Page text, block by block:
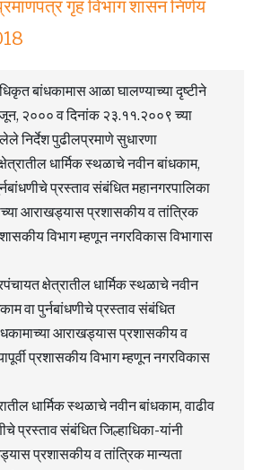
गृह विभाग शासन निर्णय
बांधकामास आळा घालण्याच्या दृष्टीने
२००० व दिनांक २३.११.२००९ च्या
निर्देश पुढीलप्रमाणे सुधारणा
धार्मिक स्थळाचे नवीन बांधकाम,
प्रस्ताव संबंधित महानगरपालिका
आराखड्यास प्रशासकीय व तांत्रिक
विभाग म्हणून नगरविकास विभागास
क्षेत्रातील धार्मिक स्थळाचे नवीन
वा पुर्नबांधणीचे प्रस्ताव संबंधित
आराखड्यास प्रशासकीय व
प्रशासकीय विभाग म्हणून नगरविकास
धार्मिक स्थळाचे नवीन बांधकाम, वाढीव
प्रस्ताव संबंधित जिल्हाधिका-यांनी
प्रशासकीय व तांत्रिक मान्यता